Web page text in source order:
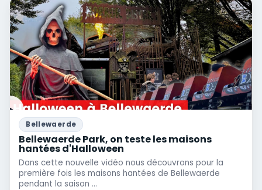
Bellewaerde
Bellewaerde Park, on teste les maisons
hantées d'Halloween
Dans cette nouvelle vidéo nous découvrons pour la
première fois les maisons hantées de Bellewaerde
pendant la saison ...